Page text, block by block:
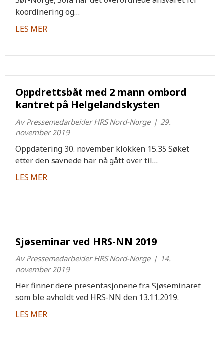
koordinering og…
LES MERabout HRS utlyser ledige stillinger som
Oppdrettsbåt med 2 mann ombord
kantret på Helgelandskysten
AvPressemedarbeider HRS Nord-Norge | 29.
november 2019
Oppdatering 30. november klokken 15.35 Søket
etter den savnede har nå gått over til…
LES MERabout Oppdrettsbåt med 2 mann ombord
Sjøseminar ved HRS-NN 2019
AvPressemedarbeider HRS Nord-Norge | 14.
november 2019
Her finner dere presentasjonene fra Sjøseminaret
som ble avholdt ved HRS-NN den 13.11.2019.
LES MERabout Sjøseminar ved HRS-NN 2019